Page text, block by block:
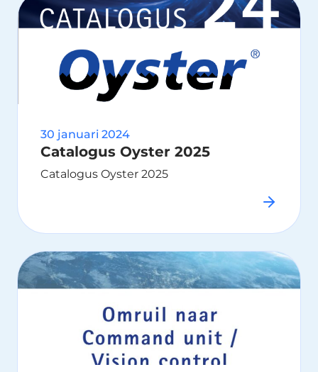
30 januari 2024
Catalogus Oyster 2025
Catalogus Oyster 2025